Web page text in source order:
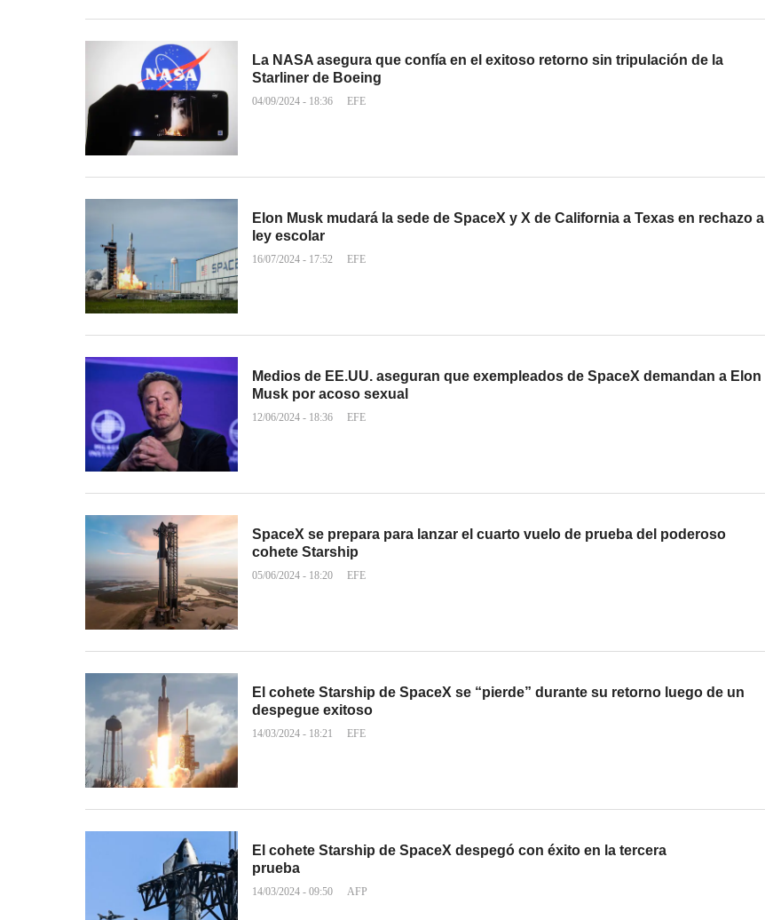
La NASA asegura que confía en el exitoso retorno sin tripulación de la
Starliner de Boeing
04/09/2024 - 18:36 EFE
Elon Musk mudará la sede de SpaceX y X de California a Texas en rechazo a
ley escolar
16/07/2024 - 17:52 EFE
Medios de EE.UU. aseguran que exempleados de SpaceX demandan a Elon
Musk por acoso sexual
12/06/2024 - 18:36 EFE
SpaceX se prepara para lanzar el cuarto vuelo de prueba del poderoso
cohete Starship
05/06/2024 - 18:20 EFE
El cohete Starship de SpaceX se “pierde” durante su retorno luego de un
despegue exitoso
14/03/2024 - 18:21 EFE
El cohete Starship de SpaceX despegó con éxito en la tercera
prueba
14/03/2024 - 09:50 AFP